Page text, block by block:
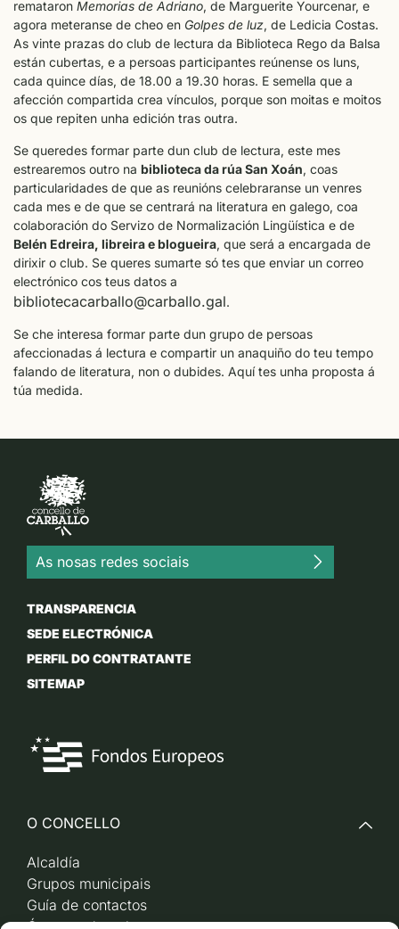
remataron Memorias de Adriano, de Marguerite Yourcenar, e
agora meteranse de cheo en Golpes de luz, de Ledicia Costas.
As vinte prazas do club de lectura da Biblioteca Rego da Balsa
están cubertas, e a persoas participantes reúnense os luns,
cada quince días, de 18.00 a 19.30 horas. E semella que a
afección compartida crea vínculos, porque son moitas e moitos
os que repiten unha edición tras outra.
Se queredes formar parte dun club de lectura, este mes
estrearemos outro na biblioteca da rúa San Xoán, coas
particularidades de que as reunións celebraranse un venres
cada mes e de que se centrará na literatura en galego, coa
colaboración do Servizo de Normalización Lingüística e de
Belén Edreira, libreira e blogueira, que será a encargada de
dirixir o club. Se queres sumarte só tes que enviar un correo
electrónico cos teus datos a
bibliotecacarballo@carballo.gal.
Se che interesa formar parte dun grupo de persoas
afeccionadas á lectura e compartir un anaquiño do teu tempo
falando de literatura, non o dubides. Aquí tes unha proposta á
túa medida.
As nosas redes sociais
TRANSPARENCIA
SEDE ELECTRÓNICA
PERFIL DO CONTRATANTE
SITEMAP
O CONCELLO
Alcaldía
Grupos municipais
Guía de contactos